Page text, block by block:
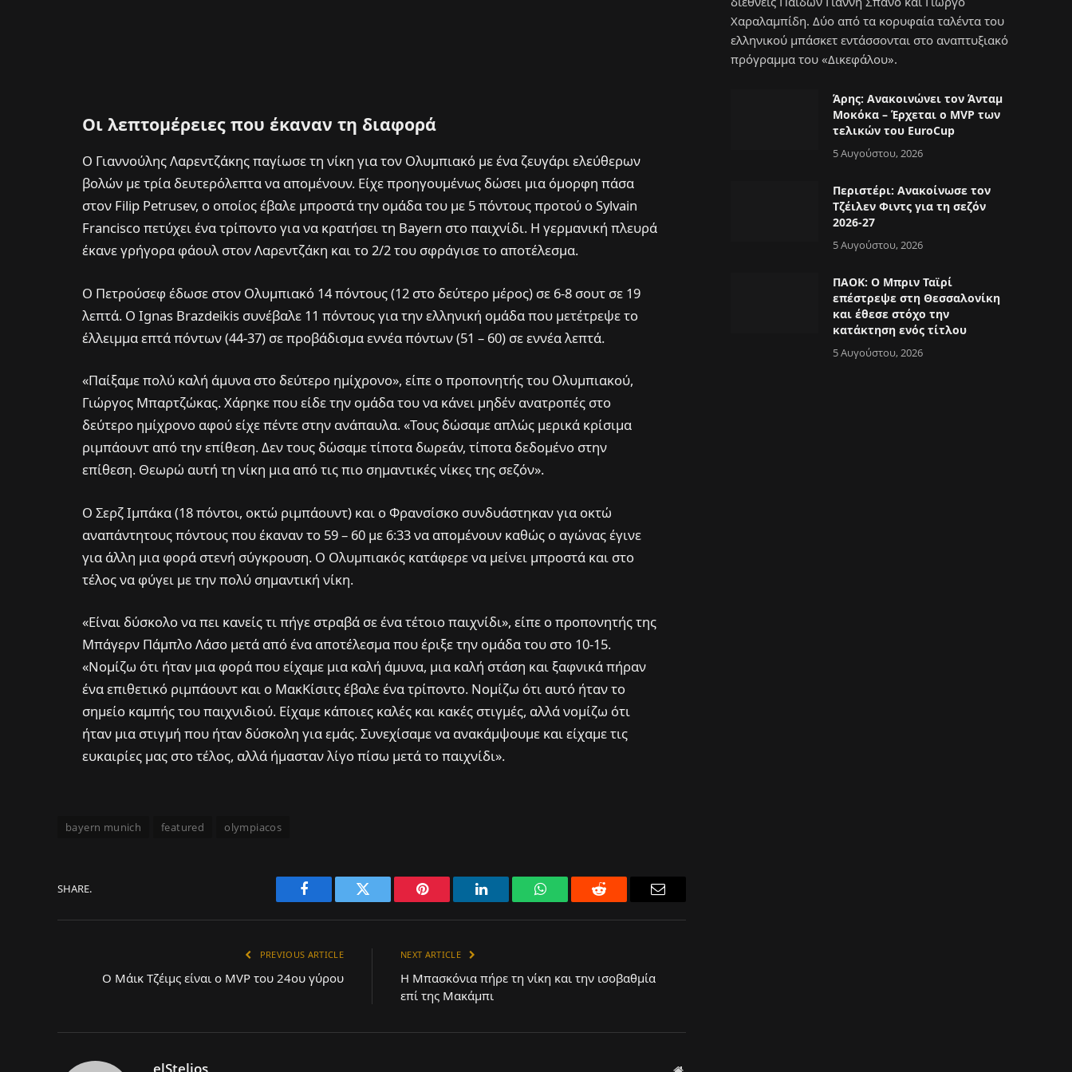
Οι λεπτομέρειες που έκαναν τη διαφορά
Ο Γιαννούλης Λαρεντζάκης παγίωσε τη νίκη για τον Ολυμπιακό με ένα ζευγάρι ελεύθερων
βολών με τρία δευτερόλεπτα να απομένουν. Είχε προηγουμένως δώσει μια όμορφη πάσα
στον Filip Petrusev, ο οποίος έβαλε μπροστά την ομάδα του με 5 πόντους προτού ο Sylvain
Francisco πετύχει ένα τρίποντο για να κρατήσει τη Bayern στο παιχνίδι. Η γερμανική πλευρά
έκανε γρήγορα φάουλ στον Λαρεντζάκη και το 2/2 του σφράγισε το αποτέλεσμα.
Ο Πετρούσεφ έδωσε στον Ολυμπιακό 14 πόντους (12 στο δεύτερο μέρος) σε 6-8 σουτ σε 19
λεπτά. Ο Ignas Brazdeikis συνέβαλε 11 πόντους για την ελληνική ομάδα που μετέτρεψε το
έλλειμμα επτά πόντων (44-37) σε προβάδισμα εννέα πόντων (51 – 60) σε εννέα λεπτά.
«Παίξαμε πολύ καλή άμυνα στο δεύτερο ημίχρονο», είπε ο προπονητής του Ολυμπιακού,
Γιώργος Μπαρτζώκας. Χάρηκε που είδε την ομάδα του να κάνει μηδέν ανατροπές στο
δεύτερο ημίχρονο αφού είχε πέντε στην ανάπαυλα. «Τους δώσαμε απλώς μερικά κρίσιμα
ριμπάουντ από την επίθεση. Δεν τους δώσαμε τίποτα δωρεάν, τίποτα δεδομένο στην
επίθεση. Θεωρώ αυτή τη νίκη μια από τις πιο σημαντικές νίκες της σεζόν».
Ο Σερζ Ιμπάκα (18 πόντοι, οκτώ ριμπάουντ) και ο Φρανσίσκο συνδυάστηκαν για οκτώ
αναπάντητους πόντους που έκαναν το 59 – 60 με 6:33 να απομένουν καθώς ο αγώνας έγινε
για άλλη μια φορά στενή σύγκρουση. Ο Ολυμπιακός κατάφερε να μείνει μπροστά και στο
τέλος να φύγει με την πολύ σημαντική νίκη.
«Είναι δύσκολο να πει κανείς τι πήγε στραβά σε ένα τέτοιο παιχνίδι», είπε ο προπονητής της
Μπάγερν Πάμπλο Λάσο μετά από ένα αποτέλεσμα που έριξε την ομάδα του στο 10-15.
«Νομίζω ότι ήταν μια φορά που είχαμε μια καλή άμυνα, μια καλή στάση και ξαφνικά πήραν
ένα επιθετικό ριμπάουντ και ο ΜακΚίσιτς έβαλε ένα τρίποντο. Νομίζω ότι αυτό ήταν το
σημείο καμπής του παιχνιδιού. Είχαμε κάποιες καλές και κακές στιγμές, αλλά νομίζω ότι
ήταν μια στιγμή που ήταν δύσκολη για εμάς. Συνεχίσαμε να ανακάμψουμε και είχαμε τις
ευκαιρίες μας στο τέλος, αλλά ήμασταν λίγο πίσω μετά το παιχνίδι».
bayern munich featured olympiacos
SHARE.
Facebook Twitter Pinterest LinkedIn WhatsAppReddit Email
PREVIOUS ARTICLE
Ο Μάικ Τζέιμς είναι ο MVP του 24ου γύρου
NEXT ARTICLE
Η Μπασκόνια πήρε τη νίκη και την ισοβαθμία
επί της Μακάμπι
elStelios Website
Χαραλαμπίδη. Δύο από τα κορυφαία ταλέντα του
ελληνικού μπάσκετ εντάσσονται στο αναπτυξιακό
πρόγραμμα του «Δικεφάλου».
Άρης: Ανακοινώνει τον Άνταμ
Μοκόκα – Έρχεται ο MVP των
τελικών του EuroCup
5 Αυγούστου, 2026
Περιστέρι: Ανακοίνωσε τον
Τζέιλεν Φιντς για τη σεζόν
2026-27
5 Αυγούστου, 2026
ΠΑΟΚ: Ο Μπριν Ταϊρί
επέστρεψε στη Θεσσαλονίκη
και έθεσε στόχο την
κατάκτηση ενός τίτλου
5 Αυγούστου, 2026